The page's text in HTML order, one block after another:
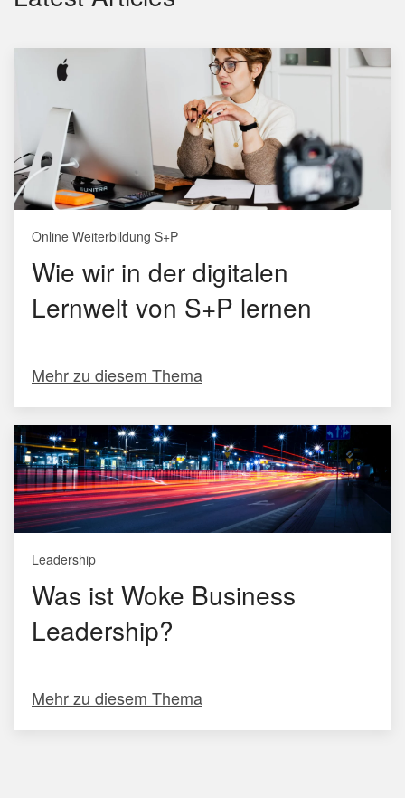
Online Weiterbildung S+P
Wie wir in der digitalen
Lernwelt von S+P lernen
Mehr zu diesem Thema
Leadership
Was ist Woke Business
Leadership?
Mehr zu diesem Thema